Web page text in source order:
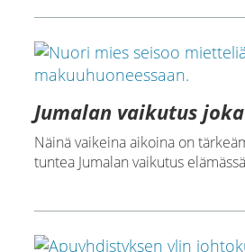
Jumalan vaikutus
Näinä vaikeina aikoina on
tuntea Jumalan vaikutus